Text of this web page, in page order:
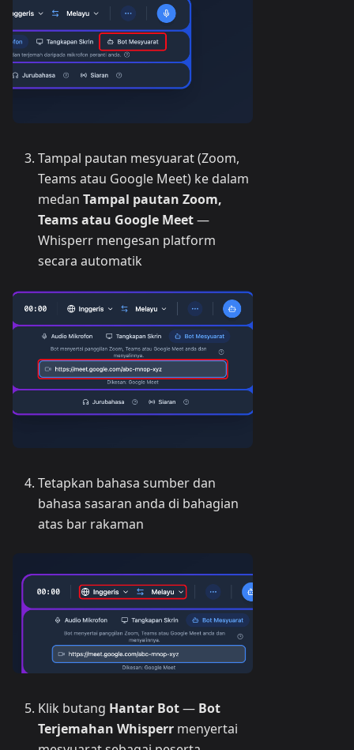
Tampal pautan mesyuarat (Zoom,
Teams atau Google Meet) ke dalam
medan Tampal pautan Zoom,
Teams atau Google Meet—
Whisperr mengesan platform
secara automatik
Tetapkan bahasa sumber dan
bahasa sasaran anda di bahagian
atas bar rakaman
Klik butang Hantar Bot— Bot
Terjemahan Whisperr menyertai